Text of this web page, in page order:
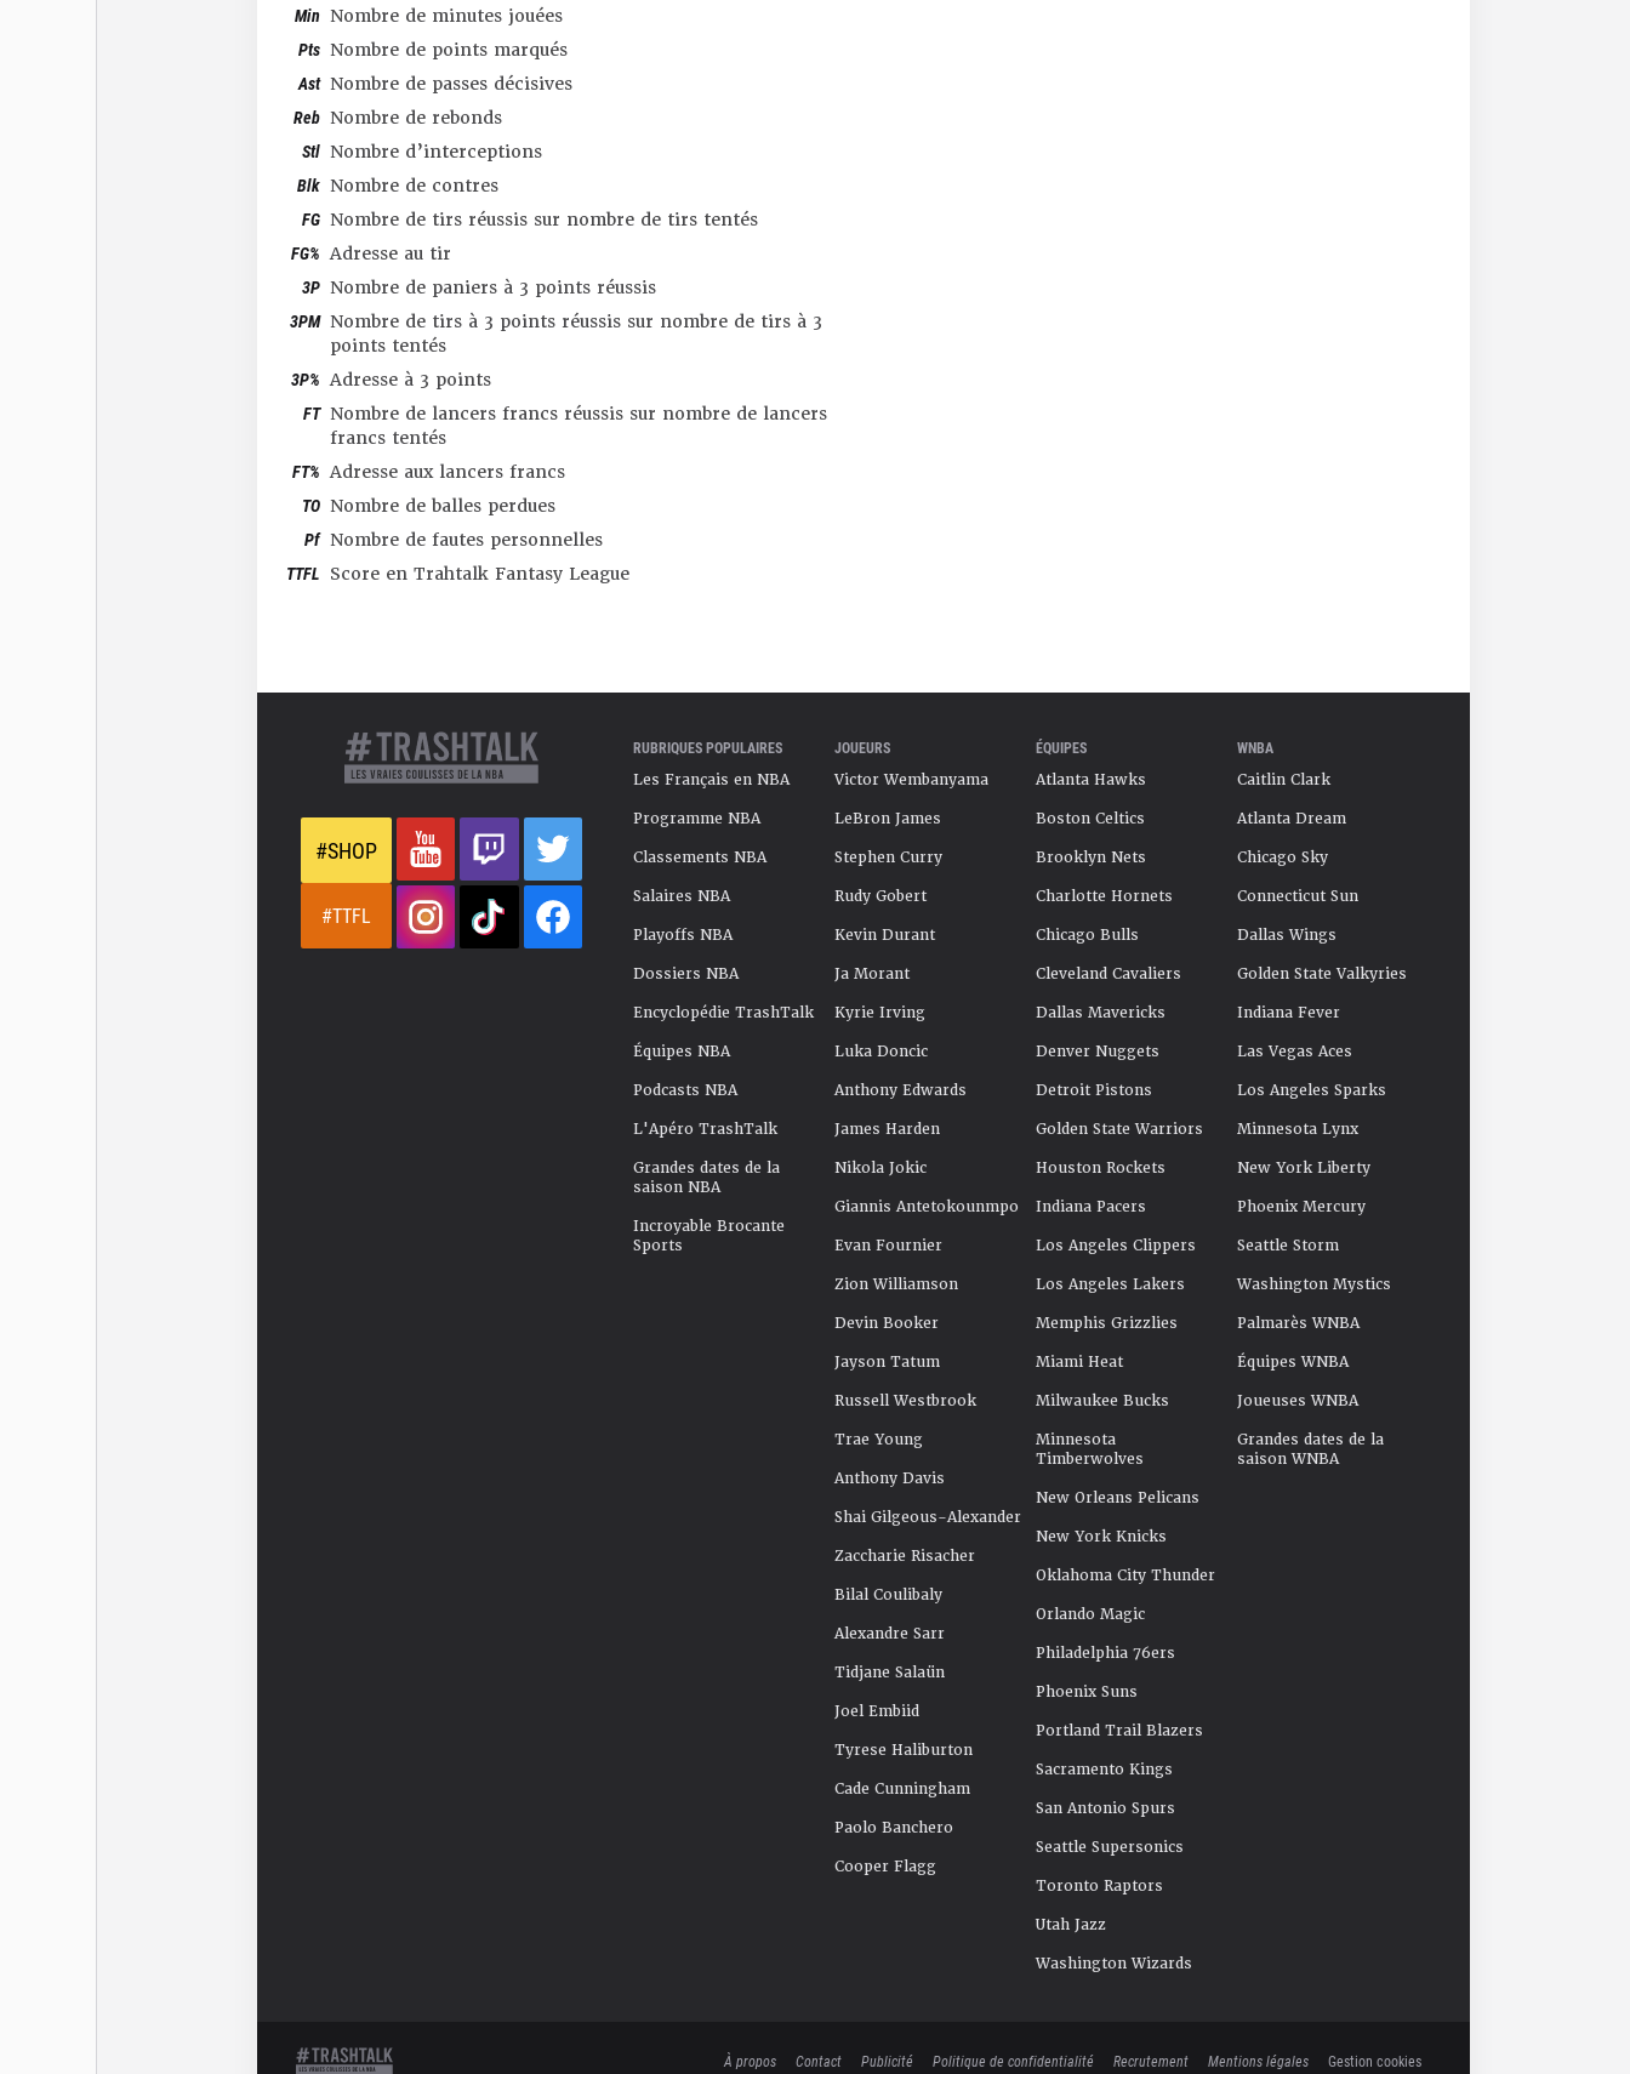
Min Nombre de minutes jouées
Pts Nombre de points marqués
Ast Nombre de passes décisives
Reb Nombre de rebonds
Stl Nombre d’interceptions
Blk Nombre de contres
FG Nombre de tirs réussis sur nombre de tirs tentés
FG% Adresse au tir
3P Nombre de paniers à 3 points réussis
3PM Nombre de tirs à 3 points réussis sur nombre de tirs à 3
points tentés
3P% Adresse à 3 points
FT Nombre de lancers francs réussis sur nombre de lancers
francs tentés
FT% Adresse aux lancers francs
TO Nombre de balles perdues
Pf Nombre de fautes personnelles
TTFL Score en Trahtalk Fantasy League
#SHOP
#TTFL
RUBRIQUES POPULAIRES
Les Français en NBA
Programme NBA
Classements NBA
Salaires NBA
Playoffs NBA
Dossiers NBA
Encyclopédie TrashTalk
Équipes NBA
Podcasts NBA
L'Apéro TrashTalk
Grandes dates de la
saison NBA
Incroyable Brocante
Sports
JOUEURS
Victor Wembanyama
LeBron James
Stephen Curry
Rudy Gobert
Kevin Durant
Ja Morant
Kyrie Irving
Luka Doncic
Anthony Edwards
James Harden
Nikola Jokic
Giannis Antetokounmpo
Evan Fournier
Zion Williamson
Devin Booker
Jayson Tatum
Russell Westbrook
Trae Young
Anthony Davis
Shai Gilgeous-Alexander
Zaccharie Risacher
Bilal Coulibaly
Alexandre Sarr
Tidjane Salaün
Joel Embiid
Tyrese Haliburton
Cade Cunningham
Paolo Banchero
Cooper Flagg
ÉQUIPES
Atlanta Hawks
Boston Celtics
Brooklyn Nets
Charlotte Hornets
Chicago Bulls
Cleveland Cavaliers
Dallas Mavericks
Denver Nuggets
Detroit Pistons
Golden State Warriors
Houston Rockets
Indiana Pacers
Los Angeles Clippers
Los Angeles Lakers
Memphis Grizzlies
Miami Heat
Milwaukee Bucks
Minnesota
Timberwolves
New Orleans Pelicans
New York Knicks
Oklahoma City Thunder
Orlando Magic
Philadelphia 76ers
Phoenix Suns
Portland Trail Blazers
Sacramento Kings
San Antonio Spurs
Seattle Supersonics
Toronto Raptors
Utah Jazz
Washington Wizards
WNBA
Caitlin Clark
Atlanta Dream
Chicago Sky
Connecticut Sun
Dallas Wings
Golden State Valkyries
Indiana Fever
Las Vegas Aces
Los Angeles Sparks
Minnesota Lynx
New York Liberty
Phoenix Mercury
Seattle Storm
Washington Mystics
Palmarès WNBA
Équipes WNBA
Joueuses WNBA
Grandes dates de la
saison WNBA
À propos Contact Publicité Politique de confidentialité Recrutement Mentions légales Gestion cookies